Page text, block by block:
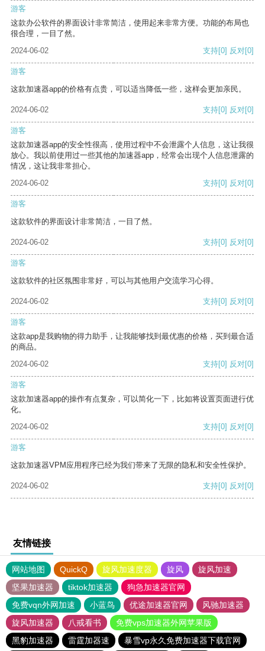
游客
这款办公软件的界面设计非常简洁，使用起来非常方便。功能的布局也
很合理，一目了然。
2024-06-02
支持[0] 反对[0]
游客
这款加速器app的价格有点贵，可以适当降低一些，这样会更加亲民。
2024-06-02 支持[0] 反对[0]
游客
这款加速器app的安全性很高，使用过程中不会泄露个人信息，这让我很
放心。我以前使用过一些其他的加速器app，经常会出现个人信息泄露的
情况，这让我非常担心。
2024-06-02
支持[0] 反对[0]
游客
这款软件的界面设计非常简洁，一目了然。
2024-06-02 支持[0] 反对[0]
游客
这款软件的社区氛围非常好，可以与其他用户交流学习心得。
2024-06-02 支持[0] 反对[0]
游客
这款app是我购物的得力助手，让我能够找到最优惠的价格，买到最合适
的商品。
2024-06-02
支持[0] 反对[0]
游客
这款加速器app的操作有点复杂，可以简化一下，比如将设置页面进行优
化。
2024-06-02
支持[0] 反对[0]
游客
这款加速器VPM应用程序已经为我们带来了无限的隐私和安全性保护。
2024-06-02 支持[0] 反对[0]
友情链接
网站地图 QuickQ 旋风加速度器 旋风
旋风加速
坚果加速器
tiktok加速器
狗急加速器官网
免费vqn外网加速
小蓝鸟 优途加速器官网
风驰加速器
旋风加速器
八戒看书
免费vps加速器外网苹果版
黑豹加速器
雷霆加器速 暴雪vp永久免费加速器下载官网